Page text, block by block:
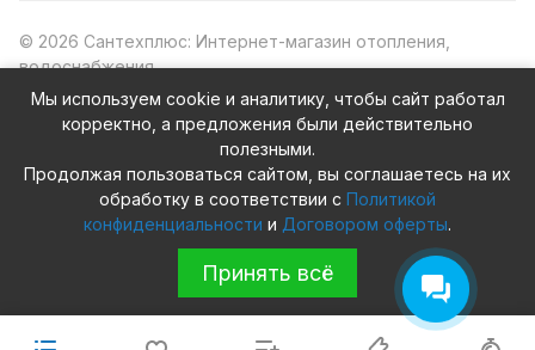
© 2026 Сантехплюс: Интернет-магазин отопления,
водоснабжения
Юридический адрес: 390023, г. Рязань, проезд Яблочкова,
ИНН/КПП: 6230087631/623001001
ОГРН: 1156230000080
Мы используем cookie и аналитику, чтобы сайт работал
корректно, а предложения были действительно
полезными.
Продолжая пользоваться сайтом, вы соглашаетесь на их
обработку в соответствии с Политикой
конфиденциальности и Договором оферты.
Принять всё
Оферта